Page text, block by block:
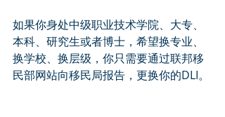
如果你身处中级职业技术学院、大专、
本科、研究生或者博士，希望换专业、
换学校、换层级，你只需要通过联邦移
民部网站向移民局报告，更换你的DLI。